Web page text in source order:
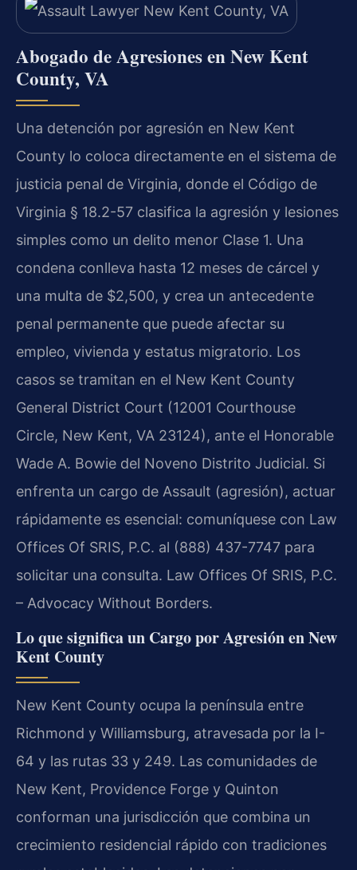
Abogado de Agresiones en New Kent
County, VA
Una detención por agresión en New Kent
County lo coloca directamente en el sistema de
justicia penal de Virginia, donde el Código de
Virginia § 18.2-57 clasifica la agresión y lesiones
simples como un delito menor Clase 1. Una
condena conlleva hasta 12 meses de cárcel y
una multa de $2,500, y crea un antecedente
penal permanente que puede afectar su
empleo, vivienda y estatus migratorio. Los
casos se tramitan en el New Kent County
General District Court (12001 Courthouse
Circle, New Kent, VA 23124), ante el Honorable
Wade A. Bowie del Noveno Distrito Judicial. Si
enfrenta un cargo de Assault (agresión), actuar
rápidamente es esencial: comuníquese con Law
Offices Of SRIS, P.C. al (888) 437-7747 para
solicitar una consulta. Law Offices Of SRIS, P.C.
– Advocacy Without Borders.
Lo que significa un Cargo por Agresión en New
Kent County
New Kent County ocupa la península entre
Richmond y Williamsburg, atravesada por la I-
64 y las rutas 33 y 249. Las comunidades de
New Kent, Providence Forge y Quinton
conforman una jurisdicción que combina un
crecimiento residencial rápido con tradiciones